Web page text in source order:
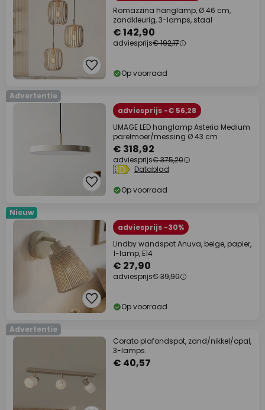
Romazzina hanglamp, Ø 46 cm,
zandkleurig, 3-lamps, staal
€ 142,90
adviesprijs€ 192,17
Op voorraad
Advertentie
adviesprijs -€ 56,28
UMAGE LED hanglamp Asteria Medium
parelmoer/messing Ø 43 cm
€ 318,92
adviesprijs€ 375,20
Datablad
Op voorraad
Nieuw
adviesprijs -30%
Lindby wandspot Anuva, beige, papier,
1-lamp, E14
€ 27,90
adviesprijs€ 39,90
Op voorraad
Advertentie
Corato plafondspot, zand/nikkel/opal,
3-lamps.
€ 40,57